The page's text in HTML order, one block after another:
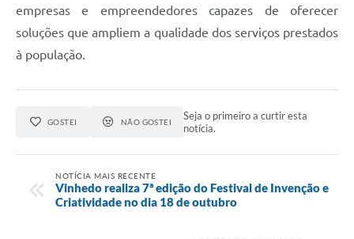
empresas e empreendedores capazes de oferecer
soluções que ampliem a qualidade dos serviços prestados
à população.
GOSTEI NÃO GOSTEI
Seja o primeiro a curtir esta
notícia.
NOTÍCIA MAIS RECENTE
Vinhedo realiza 7ª edição do Festival de Invenção e
Criatividade no dia 18 de outubro